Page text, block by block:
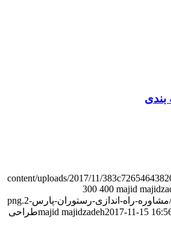
content/uploads/2017/11/
300 400 majid
majid majidzadeh2017-11-15
طراحی